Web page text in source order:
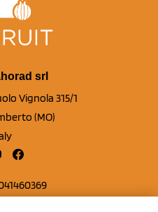
srl
Vignola 315/1
(MO)